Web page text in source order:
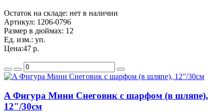
Остаток на складе: нет в наличии
Артикул: 1206-0796
Размер в дюймах: 12
Ед. изм.: уп.
Цена:47 р.
A Фигура Мини Снеговик с шарфом (в шляпе),
12"/30см